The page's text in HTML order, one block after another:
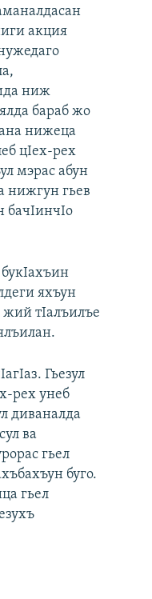
акция
ниж
бараб жо
нижеца
цIех-рех
мэрас абун
нижгун гьев
бачIинчIо
яхъун
жий тIалъилъе
Гьезул
рех унеб
диваналда
ва
гьел
буго.
гьел